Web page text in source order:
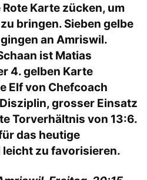
Karte zücken, um
bringen. Sieben gelbe
an Amriswil.
ist Matias
4. gelben Karte
Elf von Chefcoach
grosser Einsatz
Torverhältnis von 13:6.
das heutige
zu favorisieren.